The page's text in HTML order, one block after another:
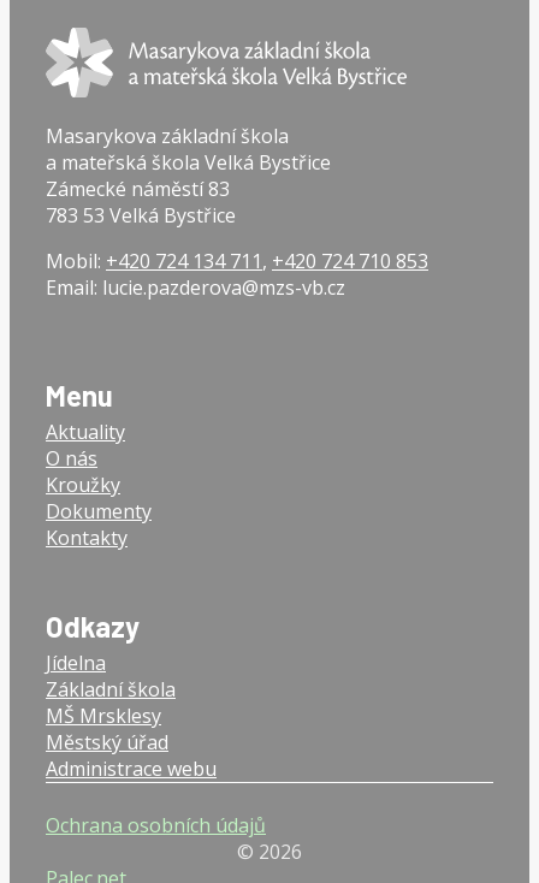
Masarykova základní škola
a mateřská škola Velká Bystřice
Zámecké náměstí 83
783 53 Velká Bystřice
Mobil: +420 724 134 711, +420 724 710 853
Email: lucie.pazderova@mzs-vb.cz
Menu
Aktuality
O nás
Kroužky
Dokumenty
Kontakty
Odkazy
Jídelna
Základní škola
MŠ Mrsklesy
Městský úřad
Administrace webu
Ochrana osobních údajů
© 2026